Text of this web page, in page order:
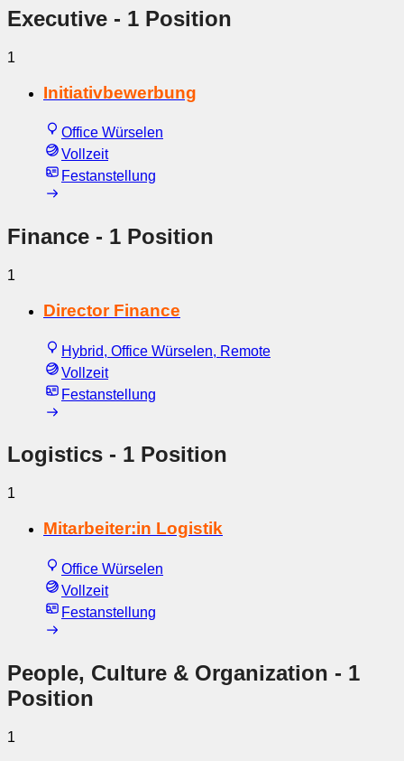
Executive - 1 Position
1
Initiativbewerbung
Office Würselen
Vollzeit
Festanstellung
Finance - 1 Position
1
Director Finance
Hybrid, Office Würselen, Remote
Vollzeit
Festanstellung
Logistics - 1 Position
1
Mitarbeiter:in Logistik
Office Würselen
Vollzeit
Festanstellung
People, Culture & Organization - 1
Position
1